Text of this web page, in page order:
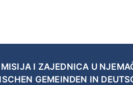
I ZAJEDNICA U
GEMEINDEN IN